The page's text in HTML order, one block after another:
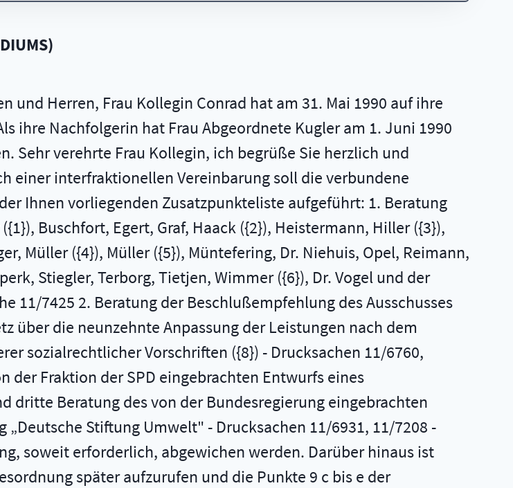
)
und Herren, Frau Kollegin Conrad hat am 31. Mai 1990 auf ihre
ihre Nachfolgerin hat Frau Abgeordnete Kugler am 1. Juni 1990
Sehr verehrte Frau Kollegin, ich begrüße Sie herzlich und
einer interfraktionellen Vereinbarung soll die verbundene
Ihnen vorliegenden Zusatzpunkteliste aufgeführt: 1. Beratung
Buschfort, Egert, Graf, Haack ({2}), Heistermann, Hiller ({3}),
Müller ({4}), Müller ({5}), Müntefering, Dr. Niehuis, Opel, Reimann,
Stiegler, Terborg, Tietjen, Wimmer ({6}), Dr. Vogel und der
11/7425 2. Beratung der Beschlußempfehlung des Ausschusses
über die neunzehnte Anpassung der Leistungen nach dem
sozialrechtlicher Vorschriften ({8}) - Drucksachen 11/6760,
der Fraktion der SPD eingebrachten Entwurfs eines
dritte Beratung des von der Bundesregierung eingebrachten
Stiftung Umwelt" - Drucksachen 11/6931, 11/7208 -
soweit erforderlich, abgewichen werden. Darüber hinaus ist
später aufzurufen und die Punkte 9 c bis e der